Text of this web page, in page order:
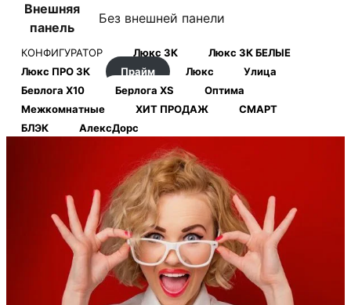
Внешняя
панель
Без внешней панели
КОНФИГУРАТОР Люкс 3К
Люкс 3К БЕЛЫЕ
Люкс ПРО 3К
Прайм Люкс
Улица
Берлога Х10
Берлога XS
Оптима
Межкомнатные
ХИТ ПРОДАЖ
СМАРТ
БЛЭК
АлексДорс